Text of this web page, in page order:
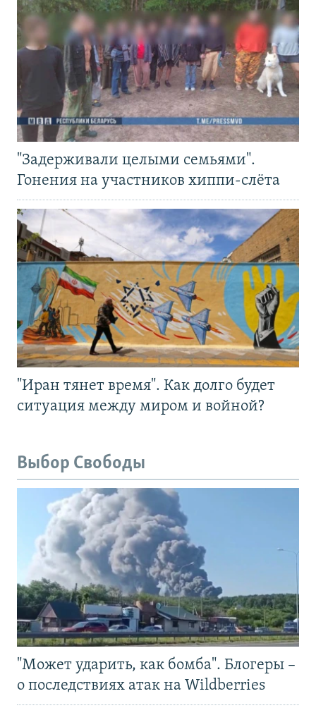
"Задерживали целыми семьями".
Гонения на участников хиппи-слёта
"Иран тянет время". Как долго будет
ситуация между миром и войной?
Выбор Свободы
"Может ударить, как бомба". Блогеры –
о последствиях атак на Wildberries